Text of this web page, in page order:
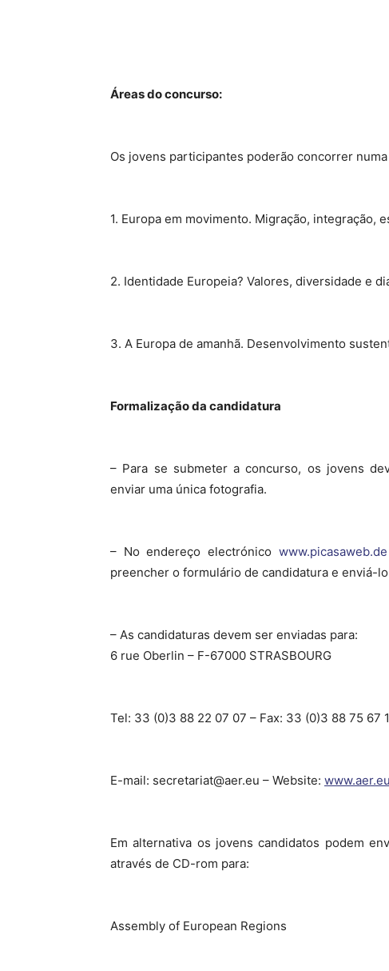
Áreas do concurso:
Os jovens participantes poderão concorrer
1. Europa em movimento. Migração, integração,
2. Identidade Europeia? Valores, diversidade e
3. A Europa de amanhã. Desenvolvimento
Formalização da candidatura
– Para se submeter a concurso, os jovens
enviar uma única fotografia.
– No endereço electrónico www.picasaweb.de
preencher o formulário de candidatura e enviá-
– As candidaturas devem ser enviadas para:
6 rue Oberlin – F-67000 STRASBOURG
Tel: 33 (0)3 88 22 07 07 – Fax: 33 (0)3 88 75 67
E-mail: secretariat@aer.eu – Website: www.aer.eu
Em alternativa os jovens candidatos podem
através de CD-rom para:
Assembly of European Regions